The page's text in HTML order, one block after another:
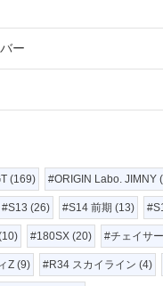
ー
(169) #ORIGIN Labo. JIMNY
#S13 (26) #S14 前期 (13)
#180SX (20) #チェイサ
Z (9) #R34 スカイライン (4)